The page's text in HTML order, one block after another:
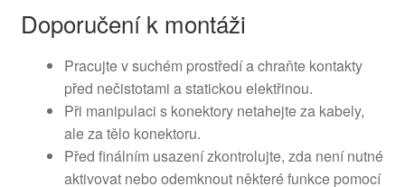
Doporučení k montáži
Pracujte v suchém prostředí a chraňte kontakty
před nečistotami a statickou elektřinou.
Při manipulaci s konektory netahejte za kabely,
ale za tělo konektoru.
Před finálním usazení zkontrolujte, zda není nutné
aktivovat nebo odemknout některé funkce pomocí